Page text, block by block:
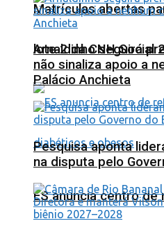
Matrículas abertas
lote 2 da CNH Social
ES anuncia centro
Arnaldinho seguirá
não sinaliza apoio a
Palácio Anchieta
Pesquisa aponta
na disputa pelo